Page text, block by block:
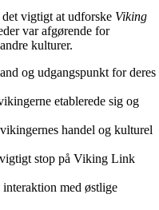
vigtigt at udforske Viking
var afgørende for
kulturer.
og udgangspunkt for deres
etablerede sig og
handel og kulturel
stop på Viking Link
med østlige